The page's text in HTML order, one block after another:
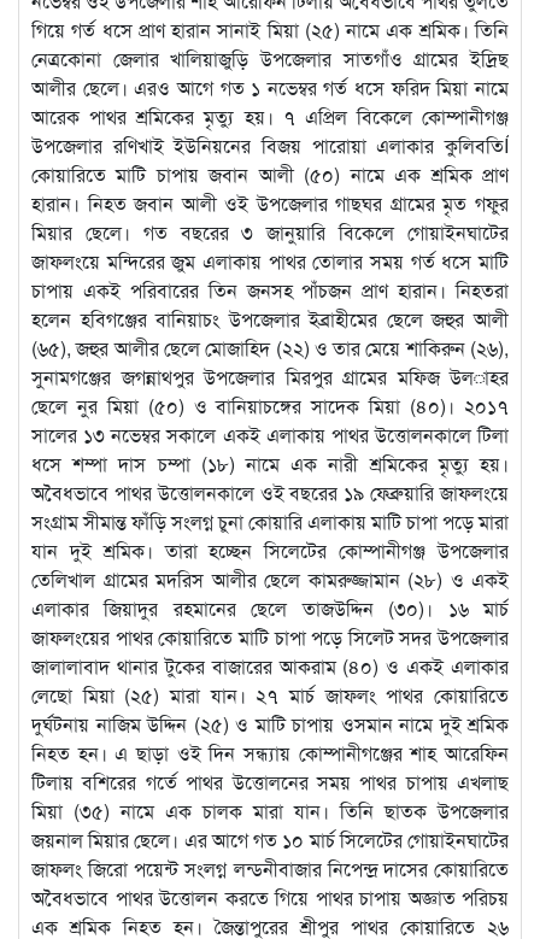
গিয়ে গর্ত ধসে প্রাণ হারান সানাই মিয়া (২৫) নামে এক শ্রমিক। তিনি
নেত্রকোনা জেলার খালিয়াজুড়ি উপজেলার সাতগাঁও গ্রামের ইদ্রিছ
আলীর ছেলে। এরও আগে গত ১ নভেম্বর গর্ত ধসে ফরিদ মিয়া নামে
আরেক পাথর শ্রমিকের মৃত্যু হয়। ৭ এপ্রিল বিকেলে কোম্পানীগঞ্জ
উপজেলার রণিখাই ইউনিয়নের বিজয় পারোয়া এলাকার কুলিবতিÍ
কোয়ারিতে মাটি চাপায় জবান আলী (৫০) নামে এক শ্রমিক প্রাণ
হারান। নিহত জবান আলী ওই উপজেলার গাছঘর গ্রামের মৃত গফুর
মিয়ার ছেলে। গত বছরের ৩ জানুয়ারি বিকেলে গোয়াইনঘাটের
জাফলংয়ে মন্দিরের জুম এলাকায় পাথর তোলার সময় গর্ত ধসে মাটি
চাপায় একই পরিবারের তিন জনসহ পাঁচজন প্রাণ হারান। নিহতরা
হলেন হবিগঞ্জের বানিয়াচং উপজেলার ইব্রাহীমের ছেলে জহুর আলী
(৬৫), জহুর আলীর ছেলে মোজাহিদ (২২) ও তার মেয়ে শাকিরুন (২৬),
সুনামগঞ্জের জগন্নাথপুর উপজেলার মিরপুর গ্রামের মফিজ উল­াহর
ছেলে নুর মিয়া (৫০) ও বানিয়াচঙ্গের সাদেক মিয়া (৪০)। ২০১৭
সালের ১৩ নভেম্বর সকালে একই এলাকায় পাথর উত্তোলনকালে টিলা
ধসে শম্পা দাস চম্পা (১৮) নামে এক নারী শ্রমিকের মৃত্যু হয়।
অবৈধভাবে পাথর উত্তোলনকালে ওই বছরের ১৯ ফেব্রুয়ারি জাফলংয়ে
সংগ্রাম সীমান্ত ফাঁড়ি সংলগ্ন চুনা কোয়ারি এলাকায় মাটি চাপা পড়ে মারা
যান দুই শ্রমিক। তারা হচ্ছেন সিলেটের কোম্পানীগঞ্জ উপজেলার
তেলিখাল গ্রামের মদরিস আলীর ছেলে কামরুজ্জামান (২৮) ও একই
এলাকার জিয়াদুর রহমানের ছেলে তাজউদ্দিন (৩০)। ১৬ মার্চ
জাফলংয়ের পাথর কোয়ারিতে মাটি চাপা পড়ে সিলেট সদর উপজেলার
জালালাবাদ থানার টুকের বাজারের আকরাম (৪০) ও একই এলাকার
লেছো মিয়া (২৫) মারা যান। ২৭ মার্চ জাফলং পাথর কোয়ারিতে
দুর্ঘটনায় নাজিম উদ্দিন (২৫) ও মাটি চাপায় ওসমান নামে দুই শ্রমিক
নিহত হন। এ ছাড়া ওই দিন সন্ধ্যায় কোম্পানীগঞ্জের শাহ আরেফিন
টিলায় বশিরের গর্তে পাথর উত্তোলনের সময় পাথর চাপায় এখলাছ
মিয়া (৩৫) নামে এক চালক মারা যান। তিনি ছাতক উপজেলার
জয়নাল মিয়ার ছেলে। এর আগে গত ১০ মার্চ সিলেটের গোয়াইনঘাটের
জাফলং জিরো পয়েন্ট সংলগ্ন লন্ডনীবাজার নিপেন্দ্র দাসের কোয়ারিতে
অবৈধভাবে পাথর উত্তোলন করতে গিয়ে পাথর চাপায় অজ্ঞাত পরিচয়
এক শ্রমিক নিহত হন। জৈন্তাপুরের শ্রীপুর পাথর কোয়ারিতে ২৬